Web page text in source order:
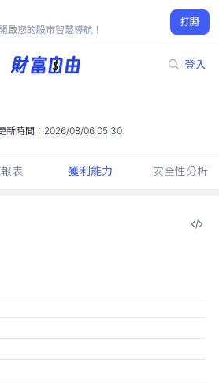
啟您的股市智慧導航！
打開
登入
25.80
1.26%
新時間： 2026/08/06 05:30
表 獲利能力 安全性分析